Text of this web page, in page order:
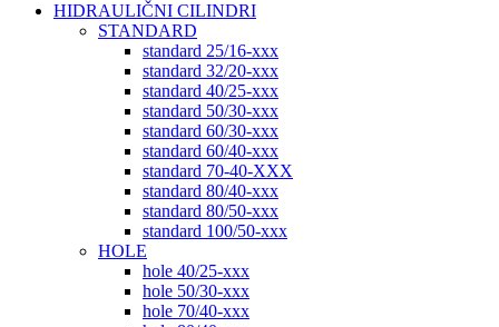
HIDRAULIČNI CILINDRI
STANDARD
standard 25/16-xxx
standard 32/20-xxx
standard 40/25-xxx
standard 50/30-xxx
standard 60/30-xxx
standard 60/40-xxx
standard 70-40-XXX
standard 80/40-xxx
standard 80/50-xxx
standard 100/50-xxx
HOLE
hole 40/25-xxx
hole 50/30-xxx
hole 70/40-xxx